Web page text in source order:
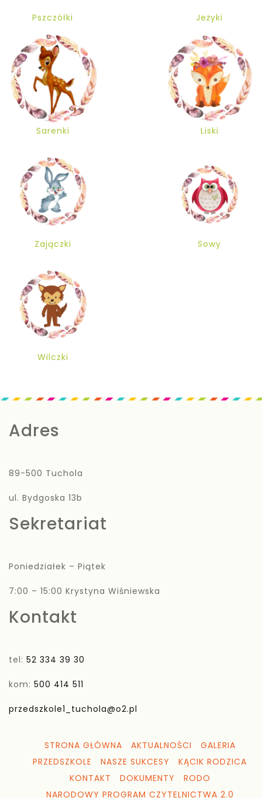
Pszczółki Jeżyki
Sarenki Liski
Zajączki Sowy
Wilczki
Adres
89-500 Tuchola
ul. Bydgoska 13b
Sekretariat
Poniedziałek – Piątek
7:00 – 15:00 Krystyna Wiśniewska
Kontakt
tel: 52 334 39 30
kom: 500 414 511
przedszkole1_tuchola@o2.pl
STRONA GŁÓWNA AKTUALNOŚCI
GALERIA
PRZEDSZKOLE
NASZE SUKCESY
KĄCIK RODZICA
KONTAKT
DOKUMENTY
RODO
NARODOWY PROGRAM CZYTELNICTWA 2.0